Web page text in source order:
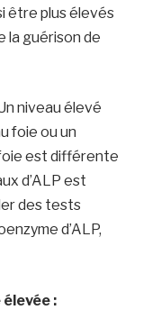
être plus élevés
la guérison de
niveau élevé
foie ou un
est différente
d’ALP est
des tests
d’ALP,
: